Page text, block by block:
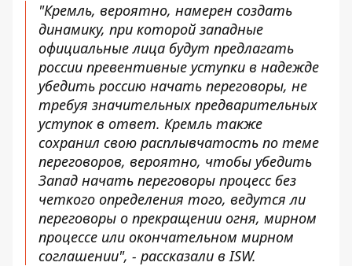
"Кремль, вероятно, намерен создать
динамику, при которой западные
официальные лица будут предлагать
россии превентивные уступки в надежде
убедить россию начать переговоры, не
требуя значительных предварительных
уступок в ответ. Кремль также
сохранил свою расплывчатость по теме
переговоров, вероятно, чтобы убедить
Запад начать переговоры процесс без
четкого определения того, ведутся ли
переговоры о прекращении огня, мирном
процессе или окончательном мирном
соглашении", - рассказали в ISW.